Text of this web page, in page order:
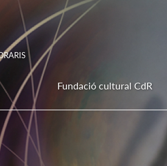
Fundació cultural CdR